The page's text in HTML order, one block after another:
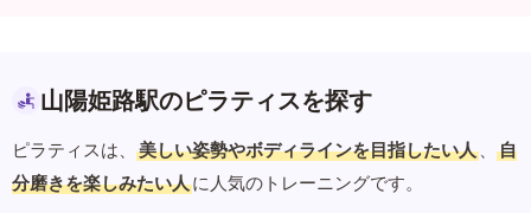
山陽姫路駅のピラティスを探す
ピラティスは、 美しい姿勢やボディラインを目指したい人 、
自
分磨きを楽しみたい人に人気のトレーニングです。